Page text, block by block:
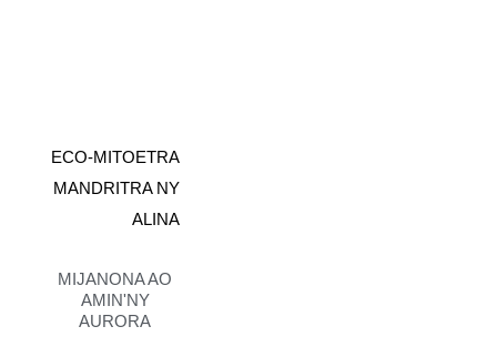
ECO-MITOETRA
MANDRITRA NY
ALINA
MIJANONA AO
AMIN'NY
AURORA